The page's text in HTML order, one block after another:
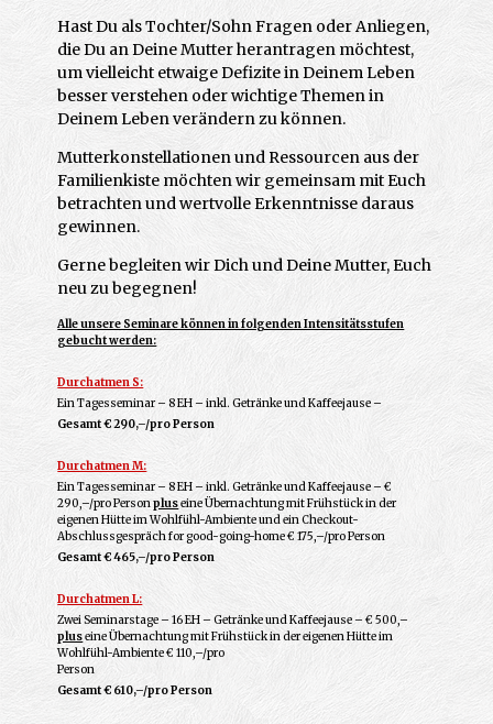
Hast Du als Tochter/Sohn Fragen oder Anliegen,
die Du an Deine Mutter herantragen möchtest,
um vielleicht etwaige Defizite in Deinem Leben
besser verstehen oder wichtige Themen in
Deinem Leben verändern zu können.
Mutterkonstellationen und Ressourcen aus der
Familienkiste möchten wir gemeinsam mit Euch
betrachten und wertvolle Erkenntnisse daraus
gewinnen.
Gerne begleiten wir Dich und Deine Mutter, Euch
neu zu begegnen!
Alle unsere Seminare können in folgenden Intensitätsstufen
gebucht werden:
Durchatmen S:
Ein Tagesseminar – 8 EH – inkl. Getränke und Kaffeejause –
Gesamt € 290,–/pro Person
Durchatmen M:
Ein Tagesseminar – 8 EH – inkl. Getränke und Kaffeejause – €
290,–/pro Personpluseine Übernachtung mit Frühstück in der
eigenen Hütte im Wohlfühl-Ambiente und ein Checkout-
Abschlussgespräch for good-going-home € 175,–/pro Person
Gesamt€ 465,–/pro Person
Durchatmen L:
Zwei Seminarstage – 16 EH – Getränke und Kaffeejause – € 500,–
pluseine Übernachtung mit Frühstück in der eigenen Hütte im
Wohlfühl-Ambiente € 110,–/pro
Person
Gesamt € 610,–/pro Person